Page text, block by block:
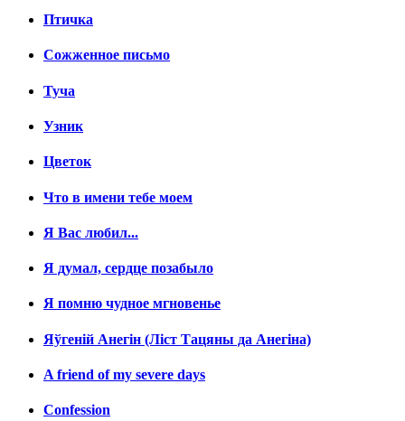
Птичка
Сожженное письмо
Туча
Узник
Цветок
Что в имени тебе моем
Я Вас любил...
Я думал, сердце позабыло
Я помню чудное мгновенье
Яўгенiй Анегін (Лiст Тацяны да Анегiна)
A friend of my severe days
Confession